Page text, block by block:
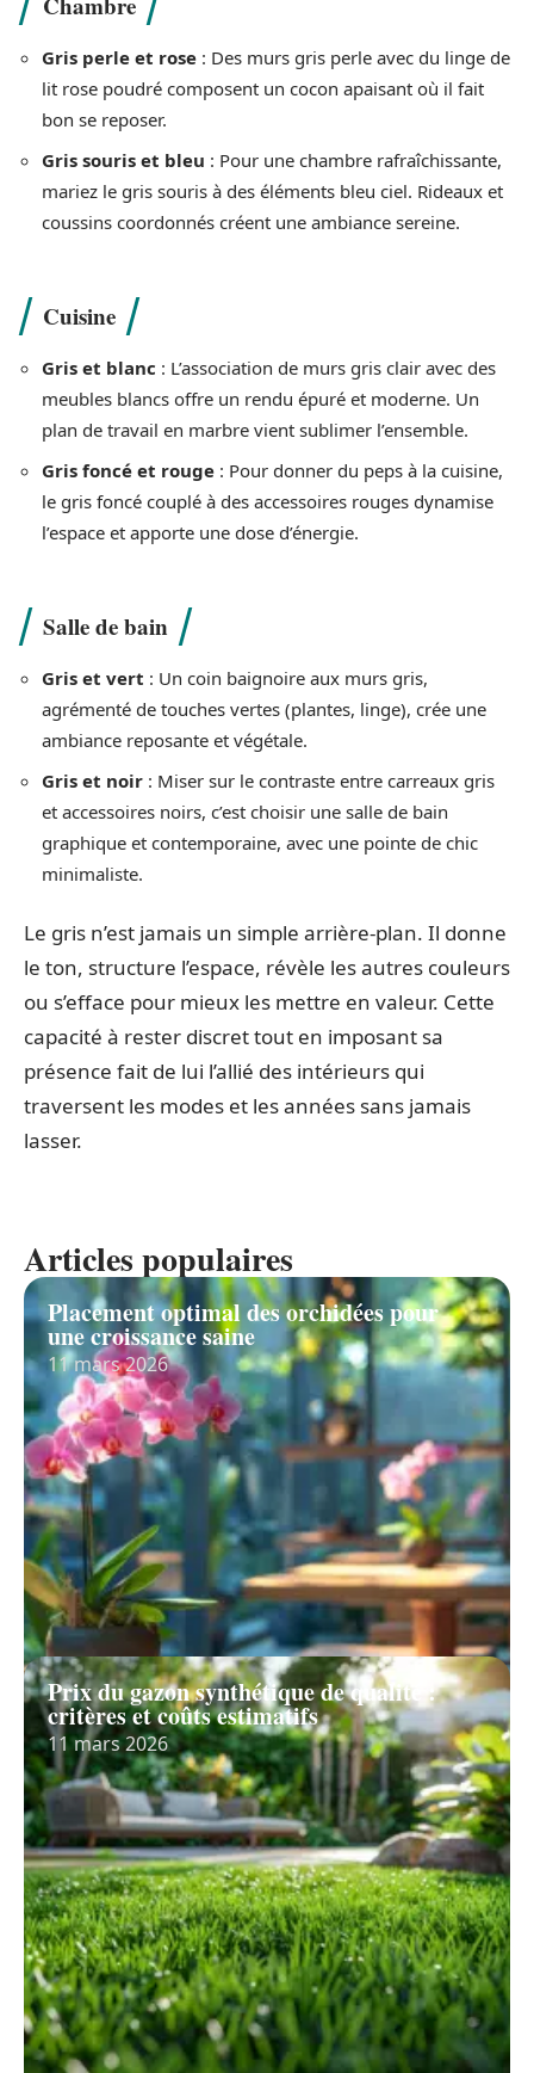
Gris perle et rose : Des murs gris perle avec du linge de
lit rose poudré composent un cocon apaisant où il fait
bon se reposer.
Gris souris et bleu : Pour une chambre rafraîchissante,
mariez le gris souris à des éléments bleu ciel. Rideaux et
coussins coordonnés créent une ambiance sereine.
Cuisine
Gris et blanc : L’association de murs gris clair avec des
meubles blancs offre un rendu épuré et moderne. Un
plan de travail en marbre vient sublimer l’ensemble.
Gris foncé et rouge : Pour donner du peps à la cuisine,
le gris foncé couplé à des accessoires rouges dynamise
l’espace et apporte une dose d’énergie.
Salle de bain
Gris et vert : Un coin baignoire aux murs gris,
agrémenté de touches vertes (plantes, linge), crée une
ambiance reposante et végétale.
Gris et noir : Miser sur le contraste entre carreaux gris
et accessoires noirs, c’est choisir une salle de bain
graphique et contemporaine, avec une pointe de chic
minimaliste.
Le gris n’est jamais un simple arrière-plan. Il donne
le ton, structure l’espace, révèle les autres couleurs
ou s’efface pour mieux les mettre en valeur. Cette
capacité à rester discret tout en imposant sa
présence fait de lui l’allié des intérieurs qui
traversent les modes et les années sans jamais
lasser.
Articles populaires
Placement optimal des orchidées pour
une croissance saine
11 mars 2026
Prix du gazon synthétique de qualité :
critères et coûts estimatifs
11 mars 2026
Recherche